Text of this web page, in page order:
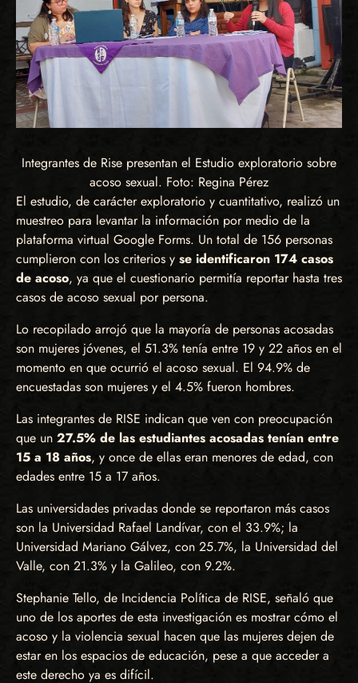
Integrantes de Rise presentan el Estudio exploratorio sobre
acoso sexual. Foto: Regina Pérez
El estudio, de carácter exploratorio y cuantitativo, realizó un
muestreo para levantar la información por medio de la
plataforma virtual Google Forms. Un total de 156 personas
cumplieron con los criterios y se identificaron 174 casos
de acoso, ya que el cuestionario permitía reportar hasta tres
casos de acoso sexual por persona.
Lo recopilado arrojó que la mayoría de personas acosadas
son mujeres jóvenes, el 51.3% tenía entre 19 y 22 años en el
momento en que ocurrió el acoso sexual. El 94.9% de
encuestadas son mujeres y el 4.5% fueron hombres.
Las integrantes de RISE indican que ven con preocupación
que un 27.5% de las estudiantes acosadas tenían entre
15 a 18 años, y once de ellas eran menores de edad, con
edades entre 15 a 17 años.
Las universidades privadas donde se reportaron más casos
son la Universidad Rafael Landívar, con el 33.9%; la
Universidad Mariano Gálvez, con 25.7%, la Universidad del
Valle, con 21.3% y la Galileo, con 9.2%.
Stephanie Tello, de Incidencia Política de RISE, señaló que
uno de los aportes de esta investigación es mostrar cómo el
acoso y la violencia sexual hacen que las mujeres dejen de
estar en los espacios de educación, pese a que acceder a
este derecho ya es difícil.